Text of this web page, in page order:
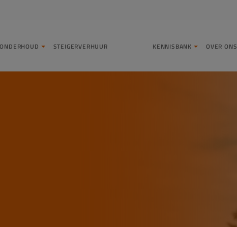
STEIGERVERHUUR KENNISBANK OVER ONS